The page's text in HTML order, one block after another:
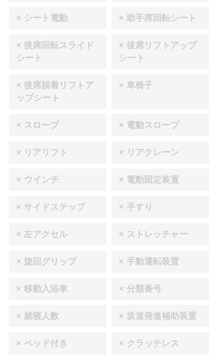
× シート電動 × 助手席回転シート
× 後席回転スライド
シート
× 後席リフトアップ
シート
× 後席脱着リフトア
ップシート
× 車椅子
× スロープ × 電動スロープ
× リアリフト × リアクレーン
× ウインチ × 電動固定装置
× サイドステップ × 手すり
× 左アクセル × ストレッチャー
× 旋回グリップ × 手動運転装置
× 移動入浴車 × 分類番号
× 就寝人数 × 坂道発進補助装置
× ベッド付き × クラッチレス